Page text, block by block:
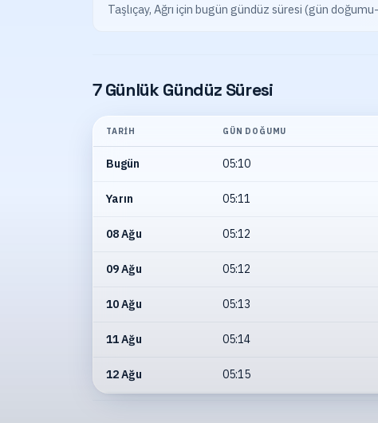
Taşlıçay, Ağrı için bugün gündüz süresi (gün
7 Günlük Gündüz Süresi
TARIH GÜN DOĞUMU
Bugün 05:10
Yarın 05:11
08 Ağu 05:12
09 Ağu 05:12
10 Ağu 05:13
11 Ağu 05:14
12 Ağu 05:15